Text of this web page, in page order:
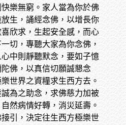
樂無窮。家人當為你於佛
生，誦經念佛，以增長你
欣求，生起安全感，而心
切，專聽大家為你念佛，
中則靜聽默念，要如子憶
佛，以真信切願誠懇念
世界之資糧求生西方去。
為之助念，求佛慈力加被
然病情好轉，消災延壽。
引，決定往生西方極樂世